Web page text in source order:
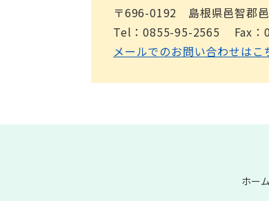
〒696-0192 島根県邑智郡
Tel：0855-95-2565
Fax
メールでのお問い合わせはこ
ホー